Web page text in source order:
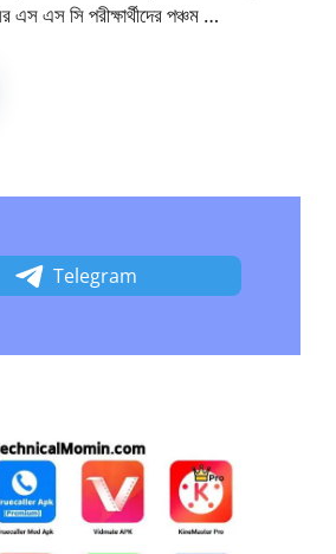
এস সি পরীক্ষার্থীদের পঞ্চম …
Telegram